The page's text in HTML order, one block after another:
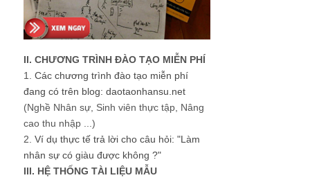
II. CHƯƠNG TRÌNH ĐÀO TẠO MIỄN PHÍ
1. Các chương trình đào tạo miễn phí
đang có trên blog: daotaonhansu.net
(Nghề Nhân sự, Sinh viên thực tập, Nâng
cao thu nhập ...)
2. Ví dụ thực tế trả lời cho câu hỏi: "Làm
nhân sự có giàu được không ?"
III. HỆ THỐNG TÀI LIỆU MẪU